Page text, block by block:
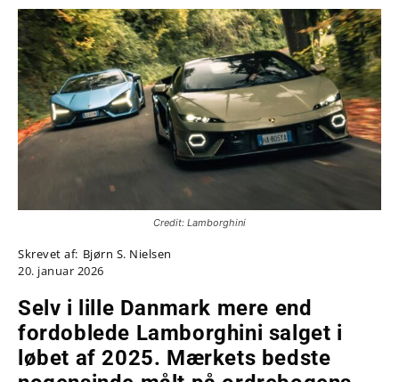
Credit: Lamborghini
Skrevet af: Bjørn S. Nielsen
20. januar 2026
Selv i lille Danmark mere end
fordoblede Lamborghini salget i
løbet af 2025. Mærkets bedste